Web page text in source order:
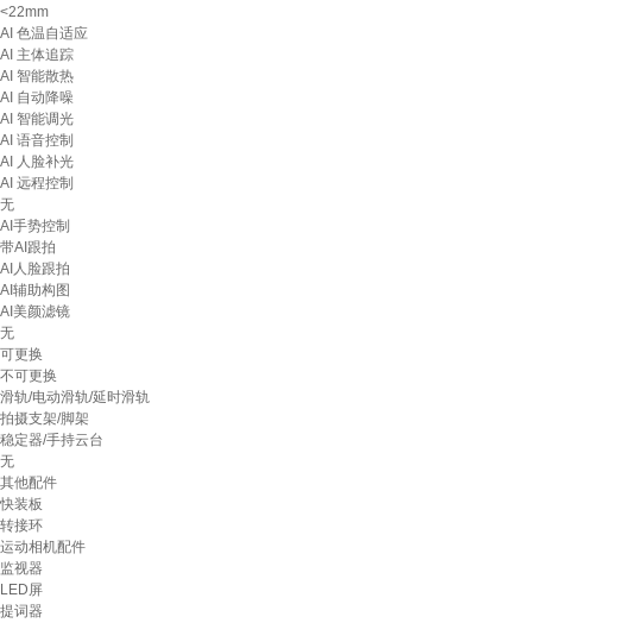
<22mm
AI 色温自适应
AI 主体追踪
AI 智能散热
AI 自动降噪
AI 智能调光
AI 语音控制
AI 人脸补光
AI 远程控制
无
AI手势控制
带AI跟拍
AI人脸跟拍
AI辅助构图
AI美颜滤镜
无
可更换
不可更换
滑轨/电动滑轨/延时滑轨
拍摄支架/脚架
稳定器/手持云台
无
其他配件
快装板
转接环
运动相机配件
监视器
LED屏
提词器